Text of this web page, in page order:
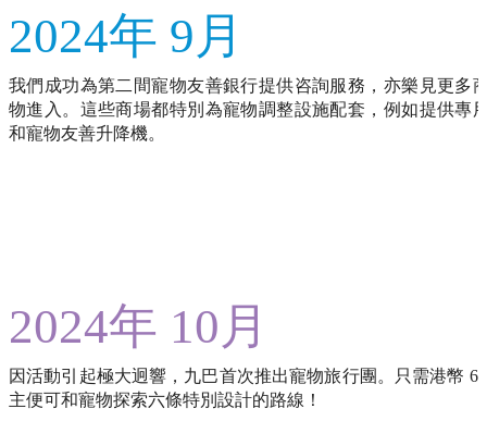
2024年 9月
我們成功為第二間寵物友善銀行提供咨詢服務，亦樂見更多
物進入。這些商場都特別為寵物調整設施配套，例如提供專
和寵物友善升降機。
2024年 10月
因活動引起極大迥響，九巴首次推出寵物旅行團。只需港幣
主便可和寵物探索六條特別設計的路線！